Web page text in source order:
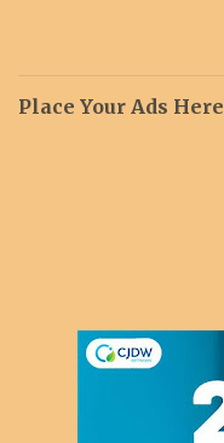
Place Your Ads Here